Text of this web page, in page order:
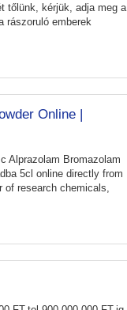
tőlünk, kérjük, adja meg a
rászoruló emberek
Online |
Alprazolam Bromazolam
5cl online directly from
of research chemicals,